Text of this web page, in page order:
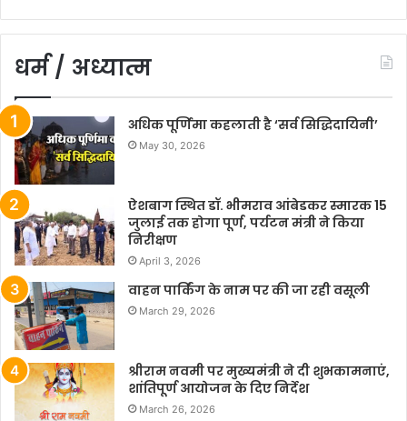
धर्म / अध्यात्म
अधिक पूर्णिमा कहलाती है ‘सर्व सिद्धिदायिनी’
May 30, 2026
ऐशबाग स्थित डॉ. भीमराव आंबेडकर स्मारक 15
जुलाई तक होगा पूर्ण, पर्यटन मंत्री ने किया
निरीक्षण
April 3, 2026
वाहन पार्किंग के नाम पर की जा रही वसूली
March 29, 2026
श्रीराम नवमी पर मुख्यमंत्री ने दी शुभकामनाएं,
शांतिपूर्ण आयोजन के दिए निर्देश
March 26, 2026